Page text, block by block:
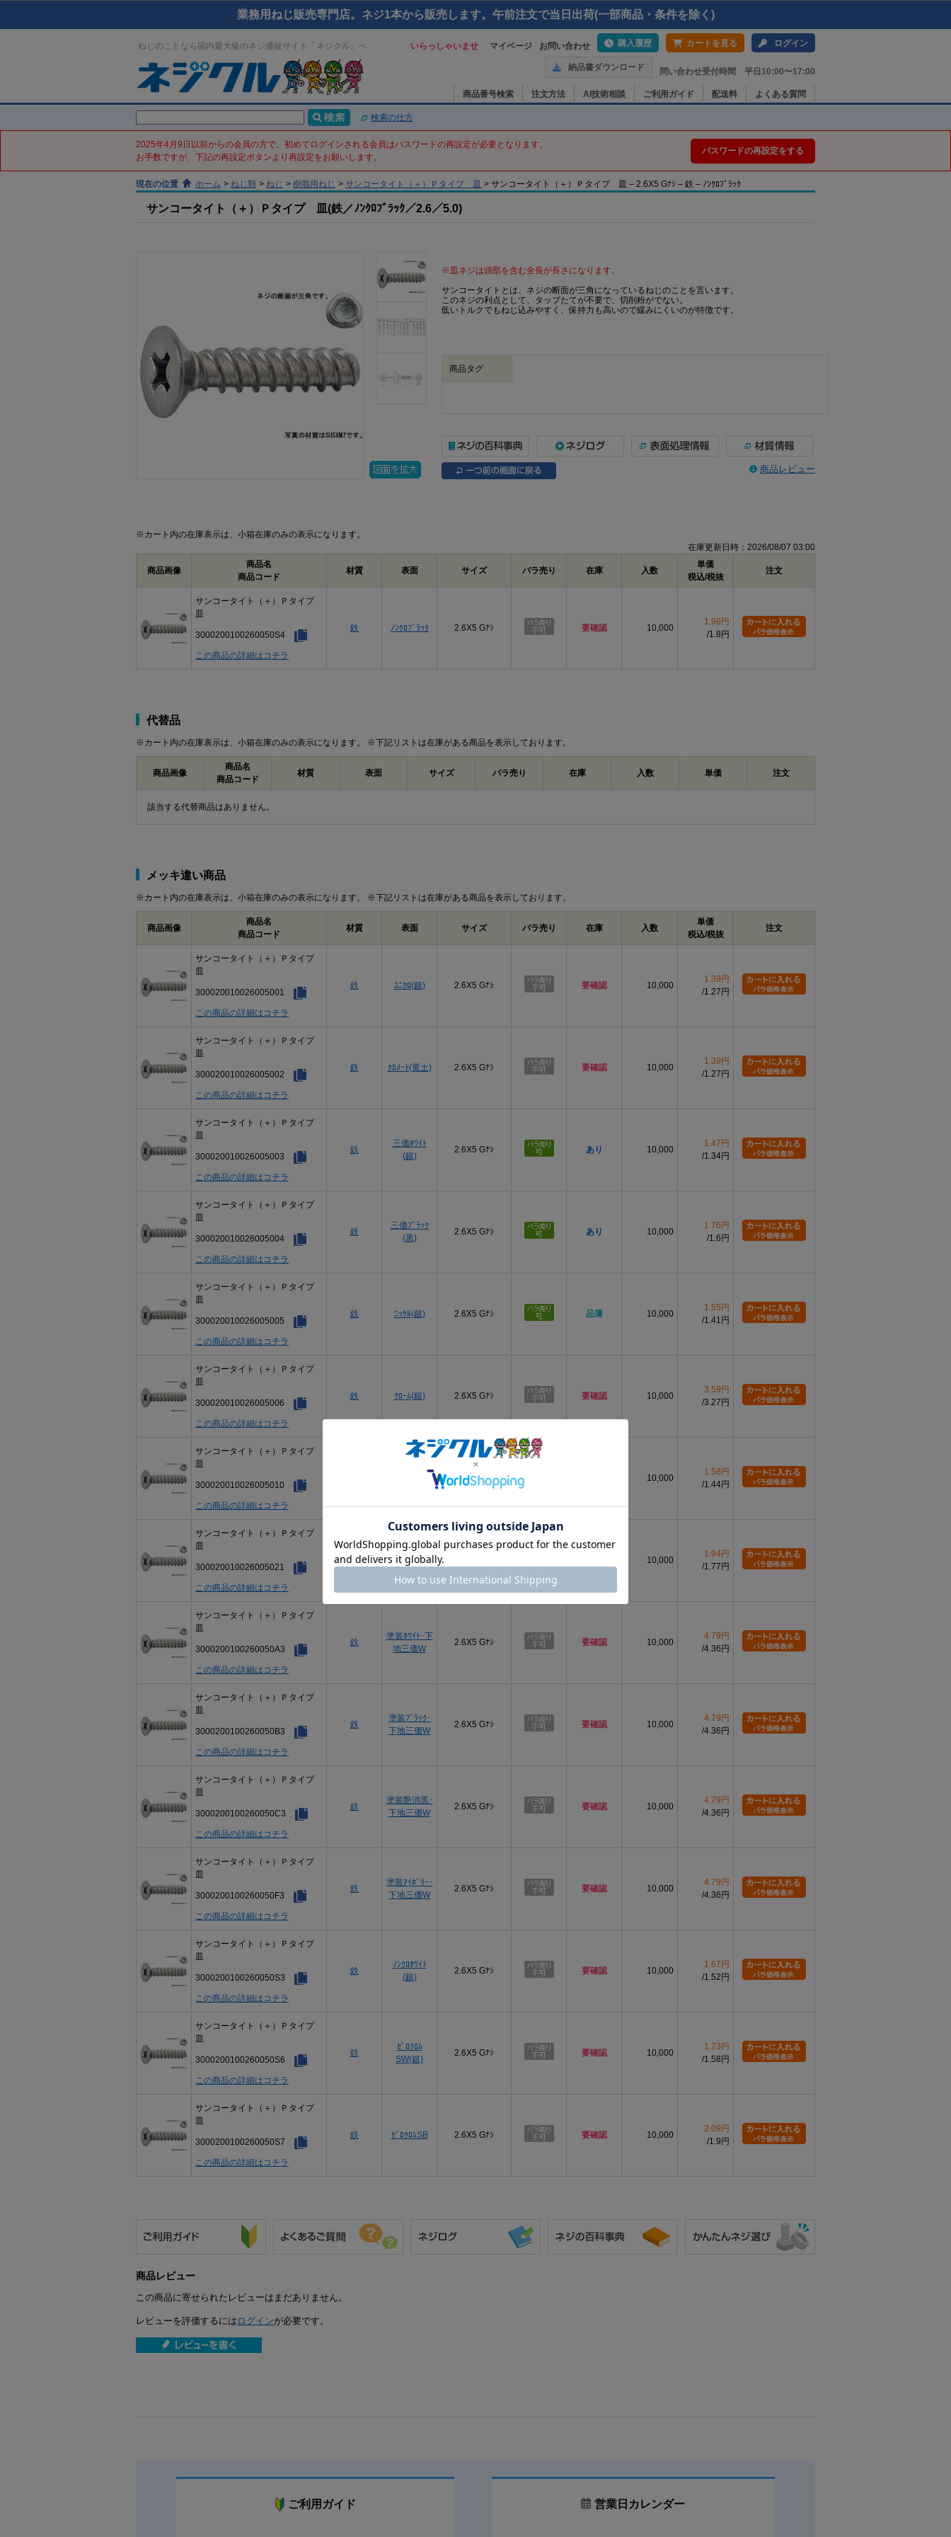
業務用ねじ販売専門店。ネジ1本から販売します。午前注文で当日出荷(一部商品・条件を除く)
ねじのことなら国内最大級のネジ通販サイト「ネジクル」へ いらっしゃいませ マイページ お問い合わせ 購入履歴 カートを見る ログイン
納品書ダウンロード 問い合わせ受付時間 平日10:00〜17:00
商品番号検索 注文方法 AI技術相談 ご利用ガイド 配送料 よくある質問
検索の仕方
2025年4月9日以前からの会員の方で、初めてログインされる会員はパスワードの再設定が必要となります。
お手数ですが、下記の再設定ボタンより再設定をお願いします。
パスワードの再設定をする
現在の位置 ホーム > ねじ類 > ねじ > 樹脂用ねじ > サンコータイト（＋）Ｐタイプ 皿 > サンコータイト（＋）Ｐタイプ 皿 – 2.6X5 Gﾅｼ – 鉄 – ﾉﾝｸﾛﾌﾞﾗｯｸ
サンコータイト（＋）Ｐタイプ 皿(鉄／ﾉﾝｸﾛﾌﾞﾗｯｸ／2.6／5.0)
※皿ネジは頭部を含む全長が長さになります。
サンコータイトとは、ネジの断面が三角になっているねじのことを言います。
このネジの利点として、タップたてが不要で、切削粉がでない。
低いトルクでもねじ込みやすく、保持力も高いので緩みにくいのが特徴です。
商品タグ
商品レビュー
※カート内の在庫表示は、小箱在庫のみの表示になります。
在庫更新日時：2026/08/07 03:00
商品画像
商品名
商品コード
材質 表面 サイズ バラ売り 在庫 入数
単価
税込/税抜
注文
サンコータイト（＋）Ｐタイプ
皿
3000200100260050S4
この商品の詳細はコチラ
鉄 ﾉﾝｸﾛﾌﾞﾗｯｸ 2.6X5 Gﾅｼ 要確認 10,000
1.98円
1.8円
代替品
※カート内の在庫表示は、小箱在庫のみの表示になります。 ※下記リストは在庫がある商品を表示しております。
商品画像
商品名
商品コード
材質 表面 サイズ バラ売り 在庫 入数 単価 注文
該当する代替商品はありません。
メッキ違い商品
※カート内の在庫表示は、小箱在庫のみの表示になります。 ※下記リストは在庫がある商品を表示しております。
商品画像
商品名
商品コード
材質 表面 サイズ バラ売り 在庫 入数
単価
税込/税抜
注文
サンコータイト（＋）Ｐタイプ
皿
300020010026005001
この商品の詳細はコチラ
鉄 ﾕﾆｸﾛ(銀) 2.6X5 Gﾅｼ 要確認 10,000
1.39円
1.27円
サンコータイト（＋）Ｐタイプ
皿
300020010026005002
この商品の詳細はコチラ
鉄 ｸﾛﾒｰﾄ(黄土) 2.6X5 Gﾅｼ 要確認 10,000
1.39円
1.27円
サンコータイト（＋）Ｐタイプ
皿
300020010026005003
この商品の詳細はコチラ
鉄
三価ﾎﾜｲﾄ
(銀)
2.6X5 Gﾅｼ あり 10,000
1.47円
1.34円
サンコータイト（＋）Ｐタイプ
皿
300020010026005004
この商品の詳細はコチラ
鉄
三価ﾌﾞﾗｯｸ
(黒)
2.6X5 Gﾅｼ あり 10,000
1.76円
1.6円
サンコータイト（＋）Ｐタイプ
皿
300020010026005005
この商品の詳細はコチラ
鉄 ﾆｯｹﾙ(銀) 2.6X5 Gﾅｼ 品薄 10,000
1.55円
1.41円
サンコータイト（＋）Ｐタイプ
皿
300020010026005006
この商品の詳細はコチラ
鉄 ｸﾛｰﾑ(銀) 2.6X5 Gﾅｼ 要確認 10,000
3.59円
3.27円
サンコータイト（＋）Ｐタイプ
皿
300020010026005010
この商品の詳細はコチラ
2.6X5 Gﾅｼ 10,000
1.58円
1.44円
サンコータイト（＋）Ｐタイプ
皿
300020010026005021
この商品の詳細はコチラ
鉄
黒ﾆｯｹﾙ(黒
灰)
10,000
1.94円
1.77円
サンコータイト（＋）Ｐタイプ
皿
3000200100260050A3
この商品の詳細はコチラ
鉄
塗装ﾎﾜｲﾄ･下
地三価W
2.6X5 Gﾅｼ 要確認 10,000
4.79円
4.36円
サンコータイト（＋）Ｐタイプ
皿
3000200100260050B3
この商品の詳細はコチラ
鉄
塗装ﾌﾞﾗｯｸ･
下地三価W
2.6X5 Gﾅｼ 要確認 10,000
4.79円
4.36円
サンコータイト（＋）Ｐタイプ
皿
3000200100260050C3
この商品の詳細はコチラ
鉄
塗装艶消黒･
下地三価W
2.6X5 Gﾅｼ 要確認 10,000
4.79円
4.36円
サンコータイト（＋）Ｐタイプ
皿
3000200100260050F3
この商品の詳細はコチラ
鉄
塗装ｱｲﾎﾞﾘｰ･
下地三価W
2.6X5 Gﾅｼ 要確認 10,000
4.79円
4.36円
サンコータイト（＋）Ｐタイプ
皿
3000200100260050S3
この商品の詳細はコチラ
鉄
ﾉﾝｸﾛﾎﾜｲﾄ
(銀)
2.6X5 Gﾅｼ 要確認 10,000
1.67円
1.52円
サンコータイト（＋）Ｐタイプ
皿
3000200100260050S6
この商品の詳細はコチラ
鉄
ｾﾞﾛｸﾛﾑ
SW(銀)
2.6X5 Gﾅｼ 要確認 10,000
1.73円
1.58円
サンコータイト（＋）Ｐタイプ
皿
3000200100260050S7
この商品の詳細はコチラ
鉄 ｾﾞﾛｸﾛﾑSB 2.6X5 Gﾅｼ 要確認 10,000
2.09円
1.9円
商品レビュー
この商品に寄せられたレビューはまだありません。
レビューを評価するには ログインが必要です。
ご利用ガイド 営業日カレンダー